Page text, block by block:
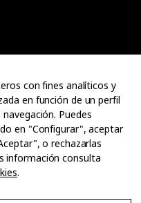
con fines analíticos y
en función de un perfil
Puedes
en "Configurar", aceptar
o rechazarlas
información consulta
.